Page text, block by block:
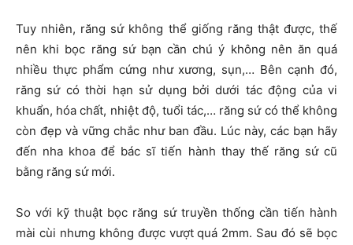
Tuy nhiên, răng sứ không thể giống răng thật được, thế
nên khi bọc răng sứ bạn cần chú ý không nên ăn quá
nhiều thực phẩm cứng như xương, sụn,… Bên cạnh đó,
răng sứ có thời hạn sử dụng bởi dưới tác động của vi
khuẩn, hóa chất, nhiệt độ, tuổi tác,… răng sứ có thể không
còn đẹp và vững chắc như ban đầu. Lúc này, các bạn hãy
đến nha khoa để bác sĩ tiến hành thay thế răng sứ cũ
bằng răng sứ mới.
So với kỹ thuật bọc răng sứ truyền thống cần tiến hành
mài cùi nhưng không được vượt quá 2mm. Sau đó sẽ bọc